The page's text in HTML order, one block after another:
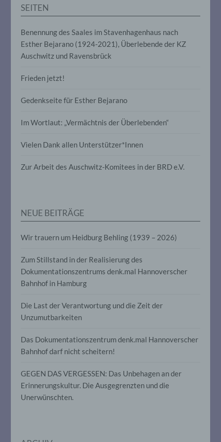
SEITEN
Benennung des Saales im Stavenhagenhaus nach
Esther Bejarano (1924-2021), Überlebende der KZ
Auschwitz und Ravensbrück
Frieden jetzt!
Gedenkseite für Esther Bejarano
Im Wortlaut: „Vermächtnis der Überlebenden“
Vielen Dank allen Unterstützer*Innen
Zur Arbeit des Auschwitz-Komitees in der BRD e.V.
NEUE BEITRÄGE
Wir trauern um Heidburg Behling (1939 – 2026)
Zum Stillstand in der Realisierung des
Dokumentationszentrums denk.mal Hannoverscher
Bahnhof in Hamburg
Die Last der Verantwortung und die Zeit der
Unzumutbarkeiten
Das Dokumentationszentrum denk.mal Hannoverscher
Bahnhof darf nicht scheitern!
GEGEN DAS VERGESSEN: Das Unbehagen an der
Erinnerungskultur. Die Ausgegrenzten und die
Unerwünschten.
Bereitstellung, den Abgleich oder die
Verknüpfung, die Einschränkung, das
Löschen oder die Vernichtung.
d) Einschränkung der Verarbeitung
Einschränkung der Verarbeitung ist die
personenbezogener Daten mit dem Ziel,
ihre künftige Verarbeitung einzuschränken.
personenbezogenen Daten verwendet
werden, um bestimmte persönliche
Person beziehen, zu bewerten,
insbesondere, um Aspekte bezüglich
Gesundheit, persönlicher Vorlieben,
Interessen, Zuverlässigkeit, Verhalten,
Aufenthaltsort oder Ortswechsel dieser
natürlichen Person zu analysieren oder
Pseudonymisierung ist die Verarbeitung
auf welche die personenbezogenen Daten
ohne Hinzuziehung zusätzlicher
Informationen nicht mehr einer
spezifischen betroffenen Person